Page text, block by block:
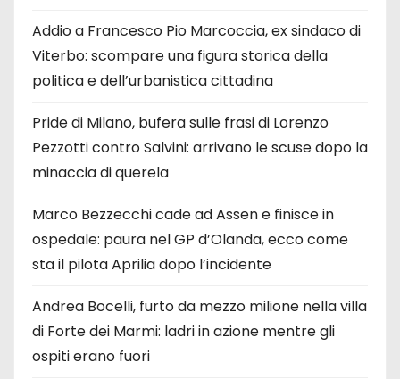
Addio a Francesco Pio Marcoccia, ex sindaco di
Viterbo: scompare una figura storica della
politica e dell’urbanistica cittadina
Pride di Milano, bufera sulle frasi di Lorenzo
Pezzotti contro Salvini: arrivano le scuse dopo la
minaccia di querela
Marco Bezzecchi cade ad Assen e finisce in
ospedale: paura nel GP d’Olanda, ecco come
sta il pilota Aprilia dopo l’incidente
Andrea Bocelli, furto da mezzo milione nella villa
di Forte dei Marmi: ladri in azione mentre gli
ospiti erano fuori